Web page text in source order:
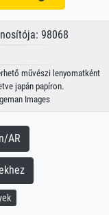
98068
művészi lenyomatként
japán papíron.
Images
AR